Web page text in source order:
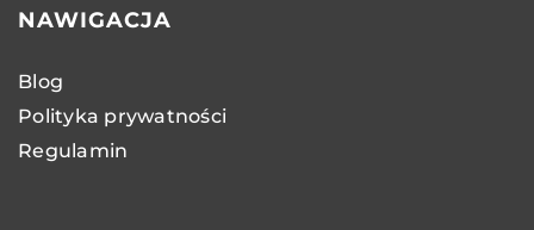
NAWIGACJA
Blog
Polityka prywatności
Regulamin